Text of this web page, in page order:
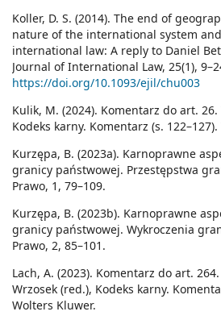
Koller, D. S. (2014). The end of
nature of the international system
international law: A reply to Daniel
Journal of International Law, 25(1),
https://doi.org/10.1093/ejil/chu003
Kulik, M. (2024). Komentarz do art.
Kodeks karny. Komentarz (s.
Kurzępa, B. (2023a). Karnoprawne
granicy państwowej. Przestępstwa
Prawo, 1, 79–109.
Kurzępa, B. (2023b). Karnoprawne
granicy państwowej. Wykroczenia
Prawo, 2, 85–101.
Lach, A. (2023). Komentarz do art.
Wrzosek (red.), Kodeks karny.
Wolters Kluwer.